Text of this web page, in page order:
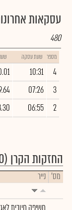
עסקאות
480
מספר שעת עסקה
4
10:31
3
07:26
2
06:55
החזקות הקרן (20)
מס' נייר